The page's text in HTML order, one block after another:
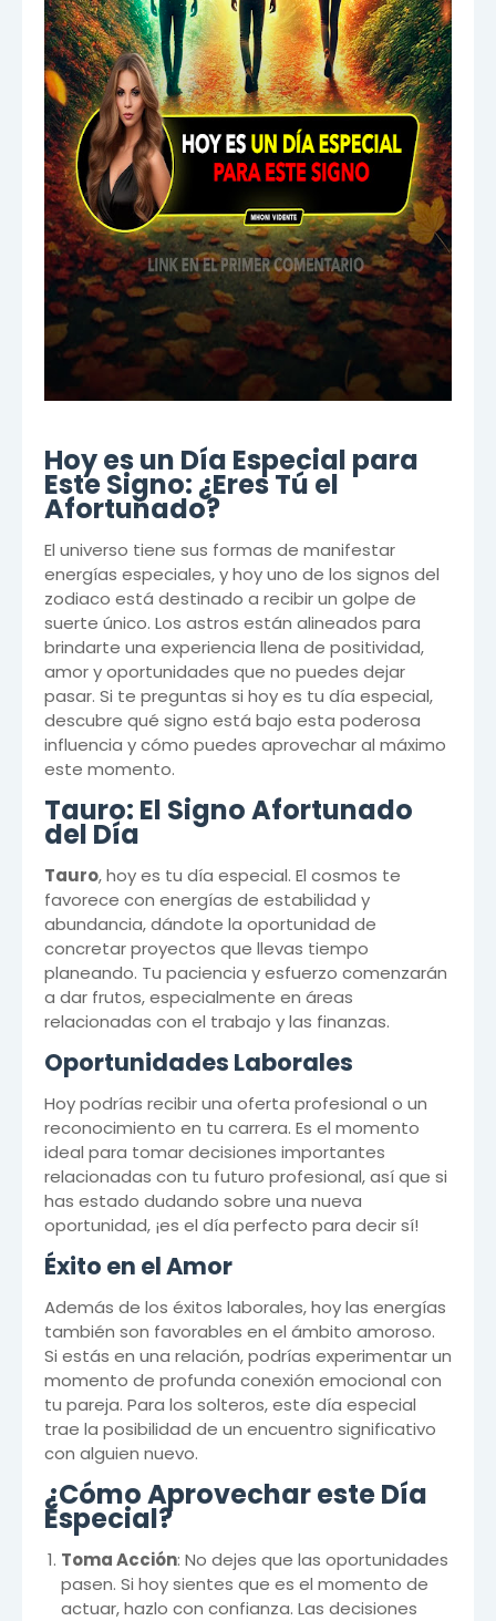
Hoy es un Día Especial para
Este Signo: ¿Eres Tú el
Afortunado?
El universo tiene sus formas de manifestar
energías especiales, y hoy uno de los signos del
zodiaco está destinado a recibir un golpe de
suerte único. Los astros están alineados para
brindarte una experiencia llena de positividad,
amor y oportunidades que no puedes dejar
pasar. Si te preguntas si hoy es tu día especial,
descubre qué signo está bajo esta poderosa
influencia y cómo puedes aprovechar al máximo
este momento.
Tauro: El Signo Afortunado
del Día
Tauro, hoy es tu día especial. El cosmos te
favorece con energías de estabilidad y
abundancia, dándote la oportunidad de
concretar proyectos que llevas tiempo
planeando. Tu paciencia y esfuerzo comenzarán
a dar frutos, especialmente en áreas
relacionadas con el trabajo y las finanzas.
Oportunidades Laborales
Hoy podrías recibir una oferta profesional o un
reconocimiento en tu carrera. Es el momento
ideal para tomar decisiones importantes
relacionadas con tu futuro profesional, así que si
has estado dudando sobre una nueva
oportunidad, ¡es el día perfecto para decir sí!
Éxito en el Amor
Además de los éxitos laborales, hoy las energías
también son favorables en el ámbito amoroso.
Si estás en una relación, podrías experimentar un
momento de profunda conexión emocional con
tu pareja. Para los solteros, este día especial
trae la posibilidad de un encuentro significativo
con alguien nuevo.
¿Cómo Aprovechar este Día
Especial?
Toma Acción: No dejes que las oportunidades
pasen. Si hoy sientes que es el momento de
actuar, hazlo con confianza. Las decisiones